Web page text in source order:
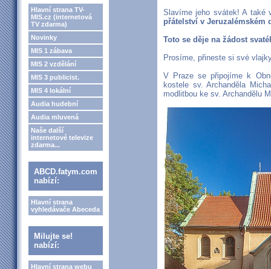
Hlavní strana TV-
MIS.cz (internetová
TV zdarma)
Novinky
MIS 1 zábava
MIS 2 vzdělání
MIS 3 publicist.
MIS 4 lokální
Audia hudební
Audia mluvená
Naše další
internetové televize
zdarma...
ABCD.fatym.com
nabízí:
Hlavní strana
vyhledávače Abeceda
Milujte se!
nabízí:
Hlavní strana webu
Slavíme jeho svátek! A také
přátelství v Jeruzalémském
Toto se děje na žádost
Prosíme, přineste si své
V Praze se připojíme k
kostele sv. Archanděla
modlitbou ke sv. Archandělu